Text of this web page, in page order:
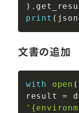
) .
print ( json
文書の追加
with open (
result =